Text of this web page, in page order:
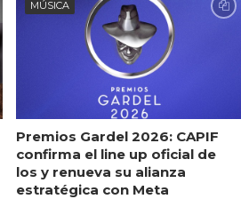
MÚSICA
Premios Gardel 2026: CAPIF
confirma el line up oficial de
los y renueva su alianza
estratégica con Meta